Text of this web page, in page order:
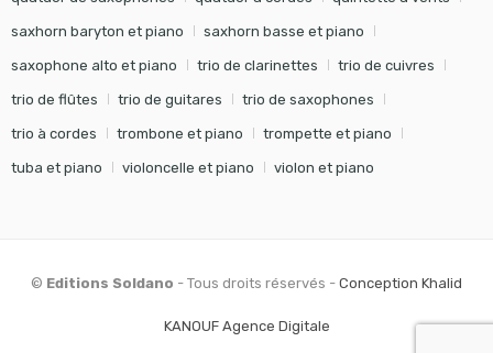
saxhorn baryton et piano saxhorn basse et piano
saxophone alto et piano trio de clarinettes trio de cuivres
trio de flûtes trio de guitares trio de saxophones
trio à cordes trombone et piano trompette et piano
tuba et piano violoncelle et piano violon et piano
© Editions Soldano - Tous droits réservés - Conception Khalid
KANOUF Agence Digitale